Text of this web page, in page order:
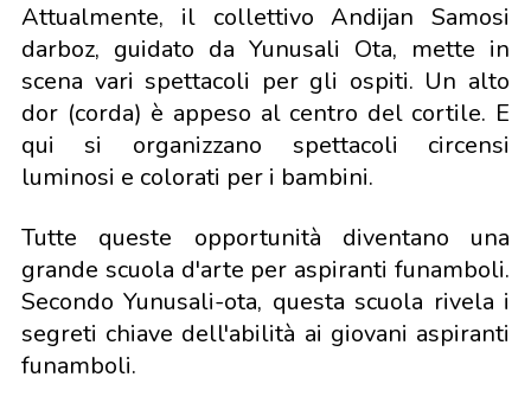
Attualmente, il collettivo Andijan Samosi
darboz, guidato da Yunusali Ota, mette in
scena vari spettacoli per gli ospiti. Un alto
dor (corda) è appeso al centro del cortile. E
qui si organizzano spettacoli circensi
luminosi e colorati per i bambini.
Tutte queste opportunità diventano una
grande scuola d'arte per aspiranti funamboli.
Secondo Yunusali-ota, questa scuola rivela i
segreti chiave dell'abilità ai giovani aspiranti
funamboli.